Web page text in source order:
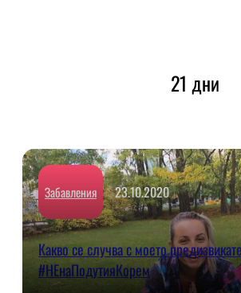
21 дни
Забавления 23.10.2020
Какво се случва с моето
#НЕнаПодутияКорем